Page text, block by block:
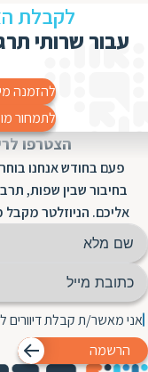
לקבלת
עבור שרותי
להזמנה
לתמחור
הצטרפו
פעם בחודש אנחנו
בחיבור שבין שפות,
אליכם. הניוזלטר
אני מאשר/ת קבלת דיוורים
הרשמה